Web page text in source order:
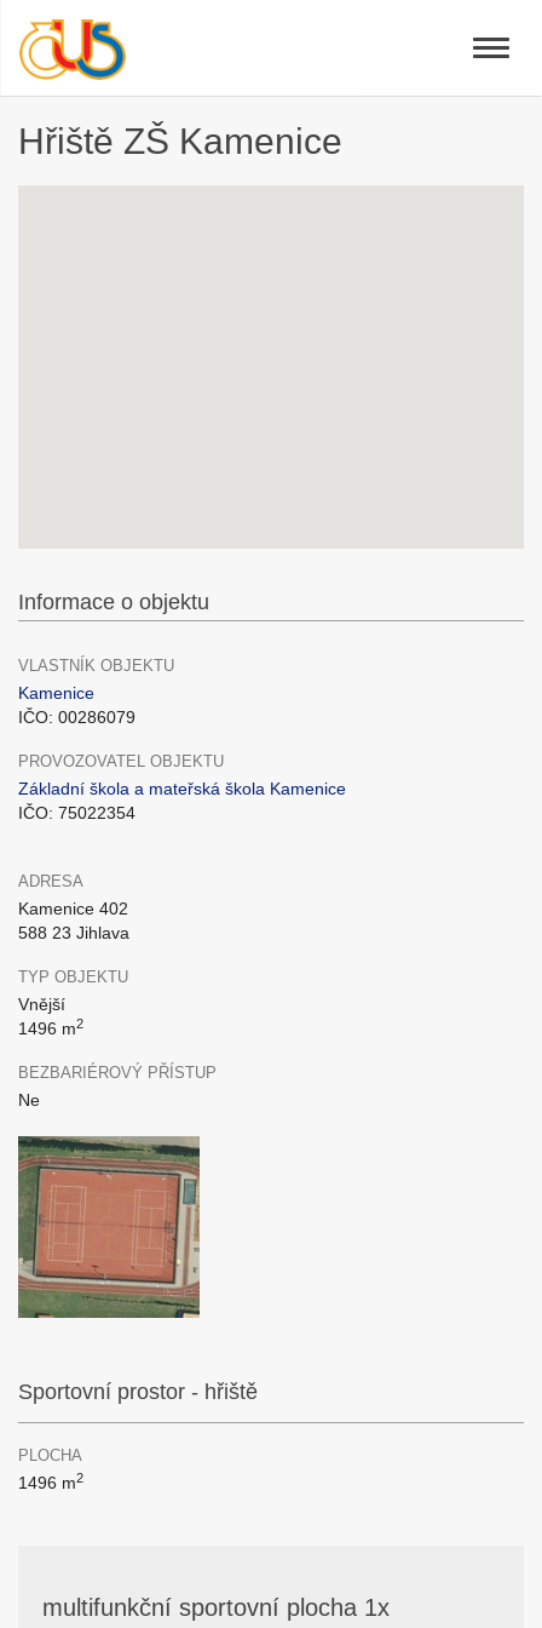
Toggle
Hřiště ZŠ Kamenice
Informace o objektu
VLASTNÍK OBJEKTU
Kamenice
IČO: 00286079
PROVOZOVATEL OBJEKTU
Základní škola a mateřská škola Kamenice
IČO: 75022354
ADRESA
Kamenice 402
588 23 Jihlava
TYP OBJEKTU
Vnější
1496 m2
BEZBARIÉROVÝ PŘÍSTUP
Ne
Sportovní prostor - hřiště
PLOCHA
1496 m2
multifunkční sportovní plocha 1x